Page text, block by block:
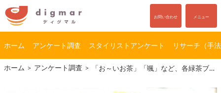
コ
ン
ナ
ビ
お問い合わせ メニュー
ホーム アンケート調査 スタイリストアンケート リサーチ（手
ホーム アンケート調査 「お～いお茶」「颯」など、各緑茶ブランドのイメージの違いは？｜ペットボトル緑茶のブランドイメージ調査